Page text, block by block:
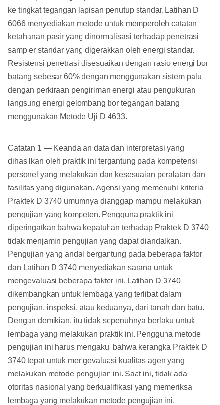
ke tingkat tegangan lapisan penutup standar. Latihan D
6066 menyediakan metode untuk memperoleh catatan
ketahanan pasir yang dinormalisasi terhadap penetrasi
sampler standar yang digerakkan oleh energi standar.
Resistensi penetrasi disesuaikan dengan rasio energi bor
batang sebesar 60% dengan menggunakan sistem palu
dengan perkiraan pengiriman energi atau pengukuran
langsung energi gelombang bor tegangan batang
menggunakan Metode Uji D 4633.
Catatan 1 — Keandalan data dan interpretasi yang
dihasilkan oleh praktik ini tergantung pada kompetensi
personel yang melakukan dan kesesuaian peralatan dan
fasilitas yang digunakan. Agensi yang memenuhi kriteria
Praktek D 3740 umumnya dianggap mampu melakukan
pengujian yang kompeten. Pengguna praktik ini
diperingatkan bahwa kepatuhan terhadap Praktek D 3740
tidak menjamin pengujian yang dapat diandalkan.
Pengujian yang andal bergantung pada beberapa faktor
dan Latihan D 3740 menyediakan sarana untuk
mengevaluasi beberapa faktor ini. Latihan D 3740
dikembangkan untuk lembaga yang terlibat dalam
pengujian, inspeksi, atau keduanya, dari tanah dan batu.
Dengan demikian, itu tidak sepenuhnya berlaku untuk
lembaga yang melakukan praktik ini. Pengguna metode
pengujian ini harus mengakui bahwa kerangka Praktek D
3740 tepat untuk mengevaluasi kualitas agen yang
melakukan metode pengujian ini. Saat ini, tidak ada
otoritas nasional yang berkualifikasi yang memeriksa
lembaga yang melakukan metode pengujian ini.